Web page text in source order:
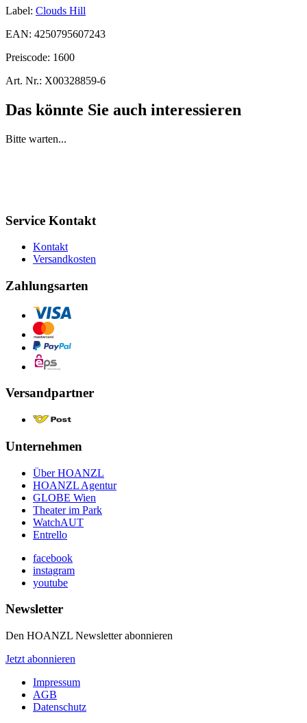
Label: Clouds Hill
EAN: 4250795607243
Preiscode: 1600
Art. Nr.: X00328859-6
Das könnte Sie auch interessieren
Bitte warten...
Service Kontakt
Kontakt
Versandkosten
Zahlungsarten
Versandpartner
Unternehmen
Über HOANZL
HOANZL Agentur
GLOBE Wien
Theater im Park
WatchAUT
Entrello
facebook
instagram
youtube
Newsletter
Den HOANZL Newsletter abonnieren
Jetzt abonnieren
Impressum
AGB
Datenschutz